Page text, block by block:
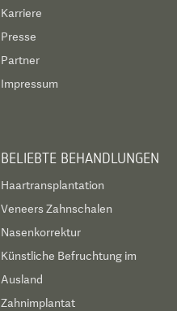
Karriere
Presse
Partner
Impressum
BELIEBTE BEHANDLUNGEN
Haartransplantation
Veneers Zahnschalen
Nasenkorrektur
Künstliche Befruchtung im
Ausland
Zahnimplantat